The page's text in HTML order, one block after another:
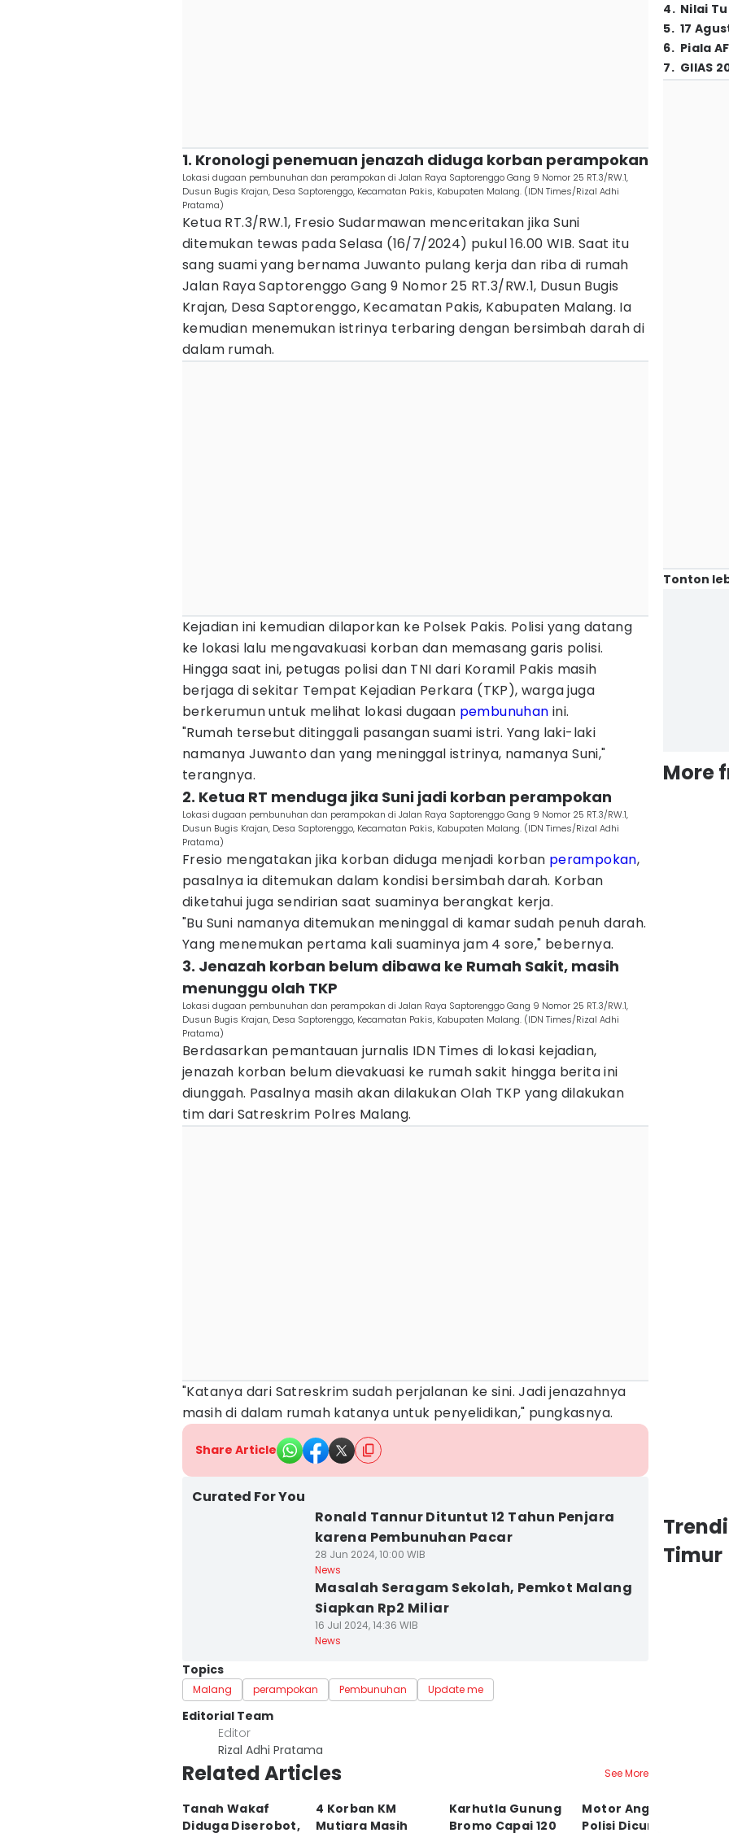
1. Kronologi penemuan jenazah diduga korban perampokan
Lokasi dugaan pembunuhan dan perampokan di Jalan Raya Saptorenggo Gang 9 Nomor 25 RT.3/RW.1,
Dusun Bugis Krajan, Desa Saptorenggo, Kecamatan Pakis, Kabupaten Malang. (IDN Times/Rizal Adhi
Pratama)
Ketua RT.3/RW.1, Fresio Sudarmawan menceritakan jika Suni
ditemukan tewas pada Selasa (16/7/2024) pukul 16.00 WIB. Saat itu
sang suami yang bernama Juwanto pulang kerja dan riba di rumah
Jalan Raya Saptorenggo Gang 9 Nomor 25 RT.3/RW.1, Dusun Bugis
Krajan, Desa Saptorenggo, Kecamatan Pakis, Kabupaten Malang. Ia
kemudian menemukan istrinya terbaring dengan bersimbah darah di
dalam rumah.
Kejadian ini kemudian dilaporkan ke Polsek Pakis. Polisi yang datang
ke lokasi lalu mengavakuasi korban dan memasang garis polisi.
Hingga saat ini, petugas polisi dan TNI dari Koramil Pakis masih
berjaga di sekitar Tempat Kejadian Perkara (TKP), warga juga
berkerumun untuk melihat lokasi dugaan pembunuhan ini.
"Rumah tersebut ditinggali pasangan suami istri. Yang laki-laki
namanya Juwanto dan yang meninggal istrinya, namanya Suni,"
terangnya.
2. Ketua RT menduga jika Suni jadi korban perampokan
Lokasi dugaan pembunuhan dan perampokan di Jalan Raya Saptorenggo Gang 9 Nomor 25 RT.3/RW.1,
Dusun Bugis Krajan, Desa Saptorenggo, Kecamatan Pakis, Kabupaten Malang. (IDN Times/Rizal Adhi
Pratama)
Fresio mengatakan jika korban diduga menjadi korban perampokan,
pasalnya ia ditemukan dalam kondisi bersimbah darah. Korban
diketahui juga sendirian saat suaminya berangkat kerja.
"Bu Suni namanya ditemukan meninggal di kamar sudah penuh darah.
Yang menemukan pertama kali suaminya jam 4 sore," bebernya.
3. Jenazah korban belum dibawa ke Rumah Sakit, masih
menunggu olah TKP
Lokasi dugaan pembunuhan dan perampokan di Jalan Raya Saptorenggo Gang 9 Nomor 25 RT.3/RW.1,
Dusun Bugis Krajan, Desa Saptorenggo, Kecamatan Pakis, Kabupaten Malang. (IDN Times/Rizal Adhi
Pratama)
Berdasarkan pemantauan jurnalis IDN Times di lokasi kejadian,
jenazah korban belum dievakuasi ke rumah sakit hingga berita ini
diunggah. Pasalnya masih akan dilakukan Olah TKP yang dilakukan
tim dari Satreskrim Polres Malang.
"Katanya dari Satreskrim sudah perjalanan ke sini. Jadi jenazahnya
masih di dalam rumah katanya untuk penyelidikan," pungkasnya.
Share Article
Curated For You
Ronald Tannur Dituntut 12 Tahun Penjara
karena Pembunuhan Pacar
28 Jun 2024, 10:00 WIB
News
Masalah Seragam Sekolah, Pemkot Malang
Siapkan Rp2 Miliar
16 Jul 2024, 14:36 WIB
News
Topics
Malang perampokan Pembunuhan Update me
Editorial Team
Editor
Rizal Adhi Pratama
Related Articles See More
Tanah Wakaf
Diduga Diserobot,
4 Korban KM
Mutiara Masih
Karhutla Gunung
Bromo Capai 120
Motor Anggota
Polisi Dicuri di
4. Nilai
5. 17
6. Piala
7. GIIAS
Tonton
More
Timur